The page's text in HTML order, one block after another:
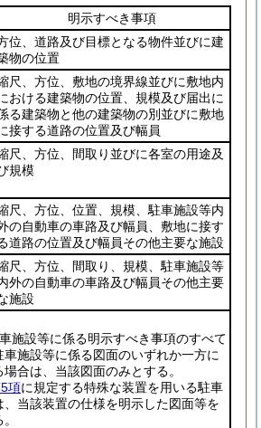
明示すべき事項
位、道路及び目標となる物件並びに建
物の位置
尺、方位、敷地の境界線並びに敷地内
おける建築物の位置、規模及び届出に
る建築物と他の建築物の別並びに敷地
接する道路の位置及び幅員
尺、方位、間取り並びに各室の用途及
規模
尺、方位、位置、規模、駐車施設等内
の自動車の車路及び幅員、敷地に接す
道路の位置及び幅員その他主要な施設
尺、方位、間取り、規模、駐車施設等
外の自動車の車路及び幅員その他主要
施設
施設等に係る明示すべき事項のすべて
施設等に係る図面のいずれか一方に
合は、当該図面のみとする。
項に規定する特殊な装置を用いる駐車
、当該装置の仕様を明示した図面等を